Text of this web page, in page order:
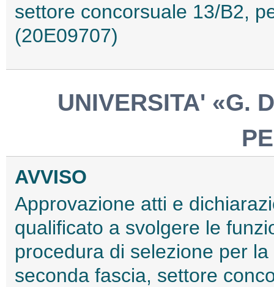
settore concorsuale 13/B2,
(20E09707)
UNIVERSITA' «G.
AVVISO
Approvazione atti e
qualificato a svolgere le
procedura di selezione per
seconda fascia, settore